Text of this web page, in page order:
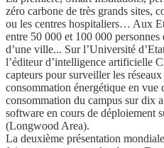
zéro carbone de très grands sites,
ou les centres hospitaliers… Aux
entre 50 000 et 100 000
d’une ville... Sur l’Université
l’éditeur d’intelligence artificielle
capteurs pour surveiller les
consommation énergétique en vue
consommation du campus sur dix
software en cours de déploiement
(Longwood Area).
La deuxième présentation